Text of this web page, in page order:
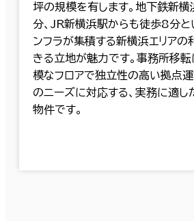
坪の規模を有します。地下鉄新
分、JR新横浜駅からも徒歩8分と
ンフラが集積する新横浜エリアの
きる立地が魅力です。事務所移転
模なフロアで独立性の高い拠点
のニーズに対応する、実務に適し
物件です。